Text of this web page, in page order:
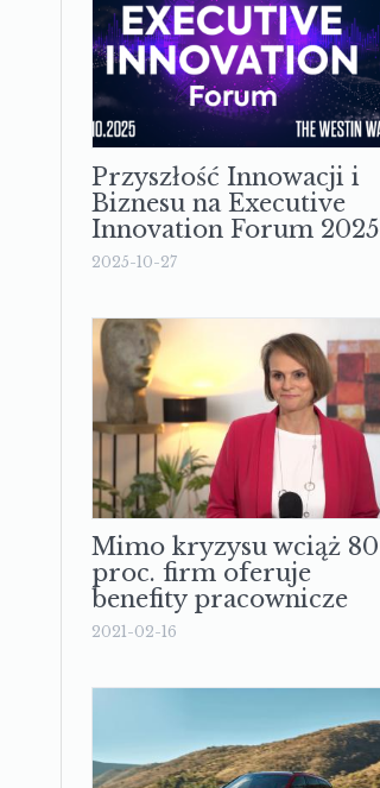
Przyszłość Innowacji i
Biznesu na Executive
Innovation Forum 2025
2025-10-27
Mimo kryzysu wciąż 80
proc. firm oferuje
benefity pracownicze
2021-02-16